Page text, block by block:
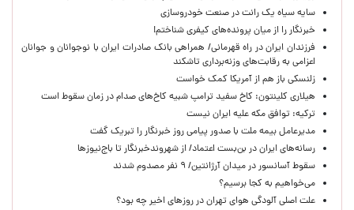
سایه سیاه یک رانت در صنعت خودروسازی
خبرنگار را از میان پرونده‌های کیفری شناختم!
​فرزندان ایران در راه قهرمانی/ همراهی بانک صادرات ایران با نوجوانان و جوانان
اعزامی به رقابت‌های وزنه‌برداری تاشکند
زلنسکی باز هم از آمریکا کمک خواست
هیلاری کلینتون: کاخ سفید ترامپ شبیه کاخ‌های صدام در زمان سقوط است
ترکیه: توافق مکه علیه ایران نیست
مدیرعامل بیمه ملت با صدور پیامی روز خبرنگار را تبریک گفت
رسانه‌های ایران در بن‌بست اعتماد/ از شهروندخبرنگار تا باج‌نیوزها
سقوط آسانسور در میدان آرژانتین/ ۹ نفر مصدوم شدند
می‌خواهیم به کجا برسیم؟
علت اصلی آلودگی هوای تهران در روزهای اخیر چه بود؟